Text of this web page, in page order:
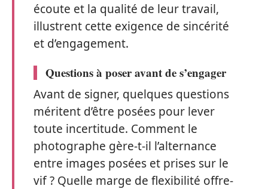
écoute et la qualité de leur travail,
illustrent cette exigence de sincérité
et d’engagement.
Questions à poser avant de s’engager
Avant de signer, quelques questions
méritent d’être posées pour lever
toute incertitude. Comment le
photographe gère-t-il l’alternance
entre images posées et prises sur le
vif ? Quelle marge de flexibilité offre-